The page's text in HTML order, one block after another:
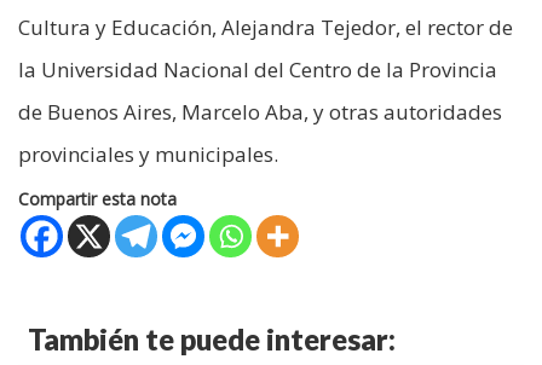
Cultura y Educación, Alejandra Tejedor, el rector de
la Universidad Nacional del Centro de la Provincia
de Buenos Aires, Marcelo Aba, y otras autoridades
provinciales y municipales.
Compartir esta nota
También te puede interesar: